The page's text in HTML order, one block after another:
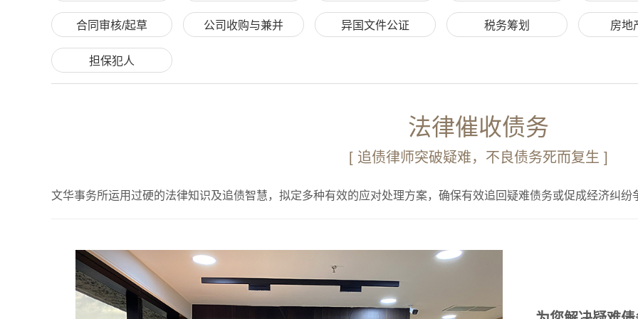
合同审核/起草 公司收购与兼并 异国文件公证 税务筹划 房地
担保犯人
法律催收债务
[ 追债律师突破疑难，不良债务死而复生 ]
文华事务所运用过硬的法律知识及追债智慧，拟定多种有效的应对处理方案，确保有效追回疑难债务或促成经济纠纷